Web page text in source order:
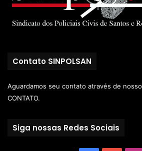
Contato SINPOLSAN
Aguardamos seu contato através de nosso
CONTATO.
Siga nossas Redes Sociais